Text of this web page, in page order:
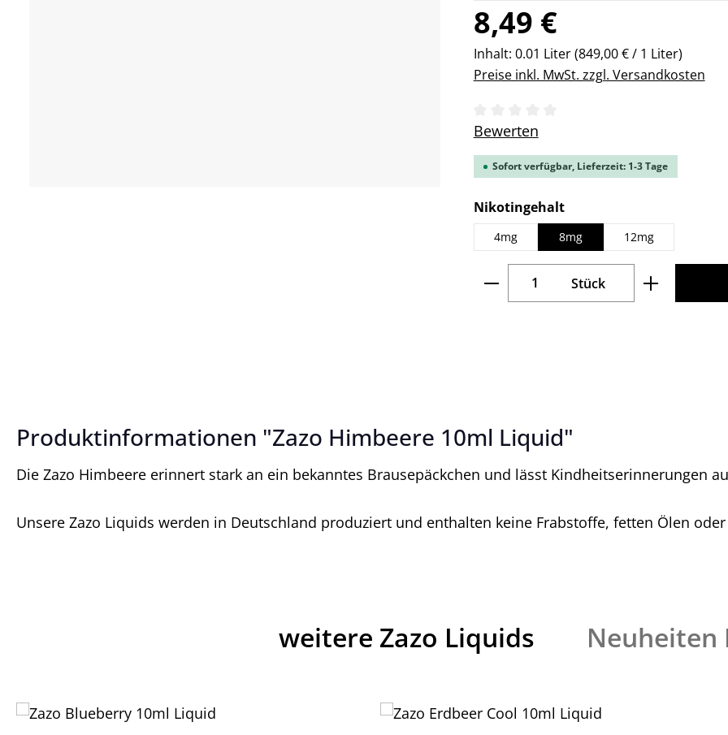
Regulärer Preis:
8,49 €
Inhalt: 0.01 Liter(849,00 € / 1 Liter)
Preise inkl. MwSt. zzgl. Versandkosten
Durchschnittliche Bewertung von 0
Bewerten
Sofort verfügbar, Lieferzeit: 1-3 Tage
Nikotingehaltauswählen
4mg 8mg 12mg
Produkt Anzahl: Gib den
Stück
Produktinformationen "Zazo Himbeere 10ml Liquid"
Die Zazo Himbeere erinnert stark an ein bekanntes Brausepäckchen und lässt Kindheitserinnerungen
Unsere Zazo Liquids werden in Deutschland produziert und enthalten keine Frabstoffe, fetten Ölen oder
weitere Zazo Liquids Neuheiten
Produktgalerie überspringen